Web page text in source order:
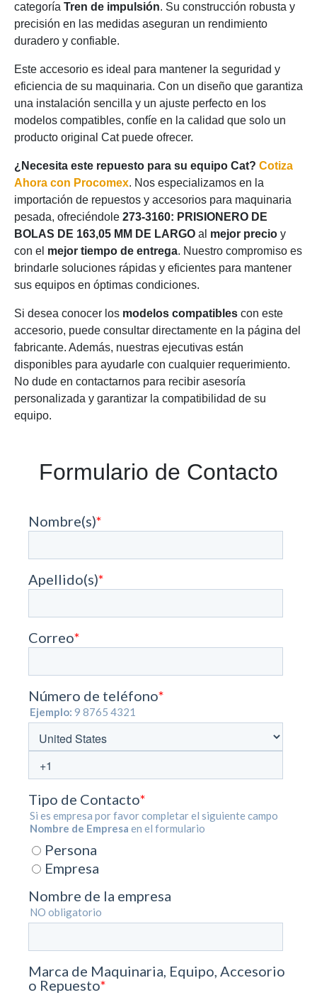
categoría Tren de impulsión. Su construcción robusta y
precisión en las medidas aseguran un rendimiento
duradero y confiable.
Este accesorio es ideal para mantener la seguridad y
eficiencia de su maquinaria. Con un diseño que garantiza
una instalación sencilla y un ajuste perfecto en los
modelos compatibles, confíe en la calidad que solo un
producto original Cat puede ofrecer.
¿Necesita este repuesto para su equipo Cat? Cotiza
Ahora con Procomex. Nos especializamos en la
importación de repuestos y accesorios para maquinaria
pesada, ofreciéndole 273-3160: PRISIONERO DE
BOLAS DE 163,05 MM DE LARGO al mejor precio y
con el mejor tiempo de entrega. Nuestro compromiso es
brindarle soluciones rápidas y eficientes para mantener
sus equipos en óptimas condiciones.
Si desea conocer los modelos compatibles con este
accesorio, puede consultar directamente en la página del
fabricante. Además, nuestras ejecutivas están
disponibles para ayudarle con cualquier requerimiento.
No dude en contactarnos para recibir asesoría
personalizada y garantizar la compatibilidad de su
equipo.
Formulario de Contacto